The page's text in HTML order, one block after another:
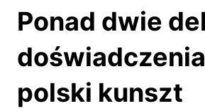
Ponad dwie
polski kunszt